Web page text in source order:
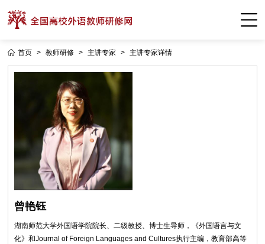
首页 > 教师研修 > 主讲专家 > 主讲专家详情
曾艳钰
湖南师范大学外国语学院院长、二级教授、博士生导师，《外国语言与文
化》和Journal of Foreign Languages and Cultures执行主编，教育部高等